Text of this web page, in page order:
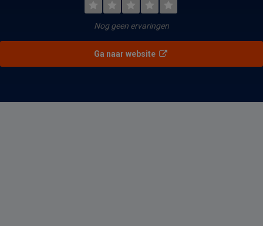
Nog geen ervaringen
Ga naar website